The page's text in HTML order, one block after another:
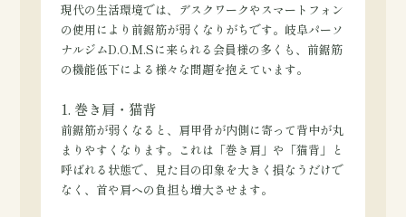
現代の生活環境では、デスクワークやスマートフォン
の使用により前鋸筋が弱くなりがちです。岐阜パーソ
ナルジムD.O.M.Sに来られる会員様の多くも、前鋸筋
の機能低下による様々な問題を抱えています。
1. 巻き肩・猫背
前鋸筋が弱くなると、肩甲骨が内側に寄って背中が丸
まりやすくなります。これは「巻き肩」や「猫背」と
呼ばれる状態で、見た目の印象を大きく損なうだけで
なく、首や肩への負担も増大させます。